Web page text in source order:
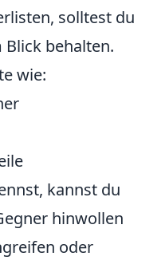
solltest du
Blick behalten.
wie:
kannst du
hinwollen
oder